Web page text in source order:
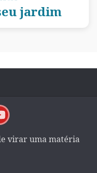
jardim
virar uma matéria